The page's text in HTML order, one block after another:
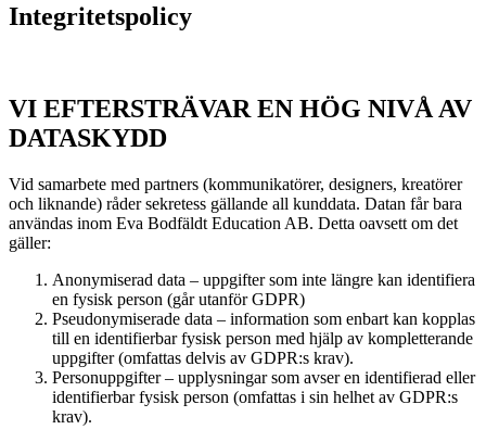
Integritetspolicy
VI EFTERSTRÄVAR EN HÖG NIVÅ AV
DATASKYDD
Vid samarbete med partners (kommunikatörer, designers, kreatörer
och liknande) råder sekretess gällande all kunddata. Datan får bara
användas inom Eva Bodfäldt Education AB. Detta oavsett om det
gäller:
Anonymiserad data – uppgifter som inte längre kan identifiera
en fysisk person (går utanför GDPR)
Pseudonymiserade data – information som enbart kan kopplas
till en identifierbar fysisk person med hjälp av kompletterande
uppgifter (omfattas delvis av GDPR:s krav).
Personuppgifter – upplysningar som avser en identifierad eller
identifierbar fysisk person (omfattas i sin helhet av GDPR:s
krav).